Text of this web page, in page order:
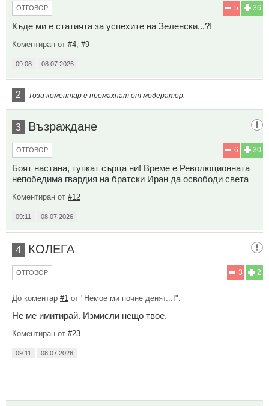
36
5
ОТГОВОР
Къде ми е статията за успехите на Зеленски...?!
Коментиран от #4 #9
09:08 08.07.2026
2 Този коментар е премахнат от модератор.
3 Възраждане
30
6
ОТГОВОР
Боят настана, тупкат сърца ни! Време е Революционната
непобедима гвардия на братски Иран да освободи света
Коментиран от #12
09:11 08.07.2026
4 КОЛЕГА
2
3
ОТГОВОР
До коментар #1 от "Немое ми почне денят...!":
Не ме имитирай. Измисли нещо твое.
Коментиран от #23
09:11 08.07.2026